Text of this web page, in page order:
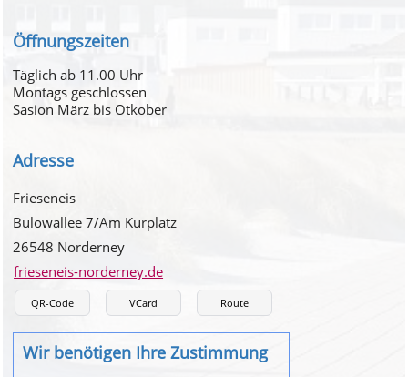
Öffnungszeiten
Täglich ab 11.00 Uhr
Montags geschlossen
Sasion März bis Otkober
Adresse
Frieseneis
Bülowallee 7/Am Kurplatz
26548 Norderney
frieseneis-norderney.de
QR-Code VCard Route
Wir benötigen Ihre Zustimmung